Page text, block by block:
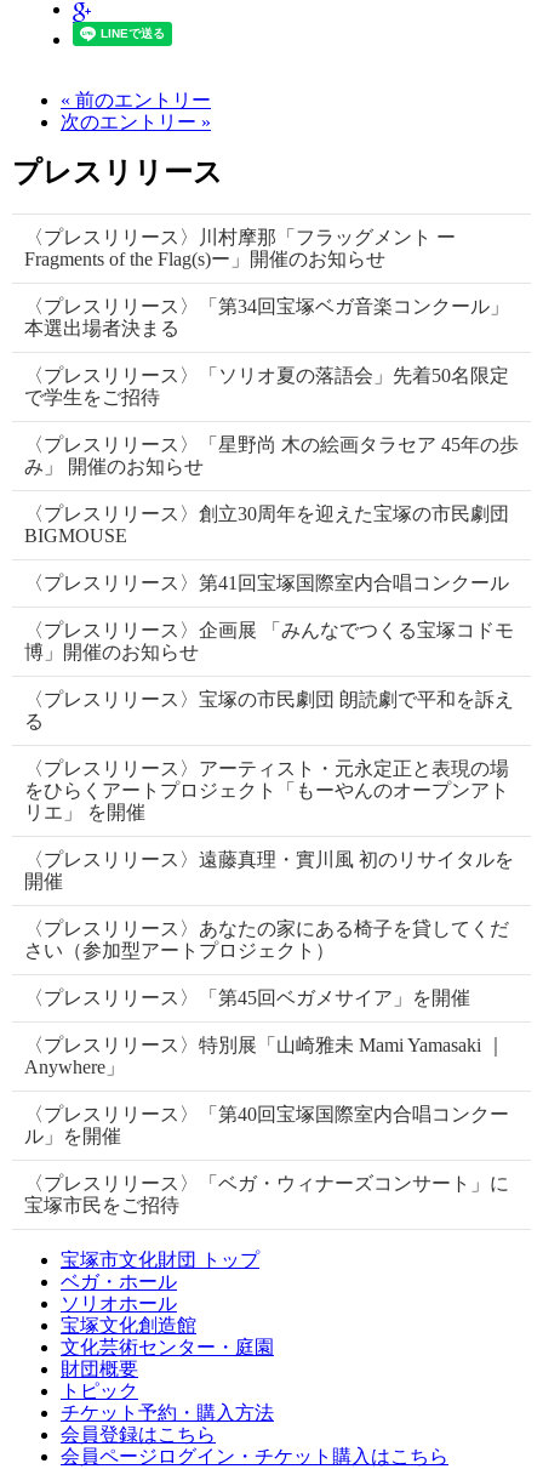
« 前のエントリー
次のエントリー »
プレスリリース
〈プレスリリース〉川村摩那「フラッグメント ー
Fragments of the Flag(s)ー」開催のお知らせ
〈プレスリリース〉「第34回宝塚ベガ音楽コンクール」
本選出場者決まる
〈プレスリリース〉「ソリオ夏の落語会」先着50名限定
で学生をご招待
〈プレスリリース〉「星野尚 木の絵画タラセア 45年の歩
み」 開催のお知らせ
〈プレスリリース〉創立30周年を迎えた宝塚の市民劇団
BIGMOUSE
〈プレスリリース〉第41回宝塚国際室内合唱コンクール
〈プレスリリース〉企画展 「みんなでつくる宝塚コドモ
博」開催のお知らせ
〈プレスリリース〉宝塚の市民劇団 朗読劇で平和を訴え
る
〈プレスリリース〉アーティスト・元永定正と表現の場
をひらくアートプロジェクト「もーやんのオープンアト
リエ」 を開催
〈プレスリリース〉遠藤真理・實川風 初のリサイタルを
開催
〈プレスリリース〉あなたの家にある椅子を貸してくだ
さい（参加型アートプロジェクト）
〈プレスリリース〉「第45回ベガメサイア」を開催
〈プレスリリース〉特別展「山崎雅未 Mami Yamasaki ｜
Anywhere」
〈プレスリリース〉「第40回宝塚国際室内合唱コンクー
ル」を開催
〈プレスリリース〉「ベガ・ウィナーズコンサート」に
宝塚市民をご招待
宝塚市文化財団 トップ
ベガ・ホール
ソリオホール
宝塚文化創造館
文化芸術センター・庭園
財団概要
トピック
チケット予約・購入方法
会員登録はこちら
会員ページログイン・チケット購入はこちら